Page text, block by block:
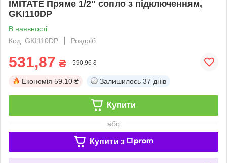
IMITATE Пряме 1/2" сопло з підключенням,
GKI110DP
В наявності
Код: GKI110DP
Роздріб
531,87 ₴ 590,96 ₴
Економія 59.10 ₴ Залишилось 37 днів
Купити
або
Купити з